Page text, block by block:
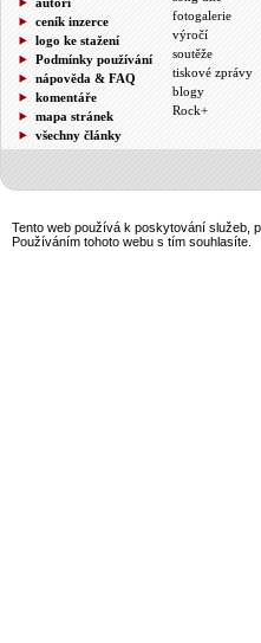
ceník inzerce
logo ke stažení
Podmínky používání
nápověda & FAQ
komentáře
mapa stránek
všechny články
fotogalerie
výročí
soutěže
tiskové zprávy
blogy
Rock+
Tento web používá k poskytování služeb,
Používáním tohoto webu s tím souhlasíte.